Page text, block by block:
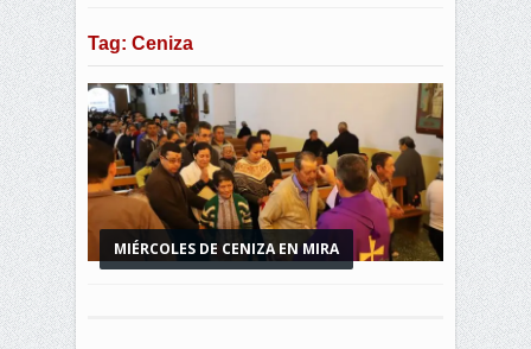
Tag: Ceniza
MIÉRCOLES DE CENIZA EN MIRA